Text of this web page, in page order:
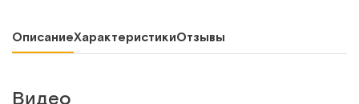
ОписаниеХарактеристикиОтзывы
Видео